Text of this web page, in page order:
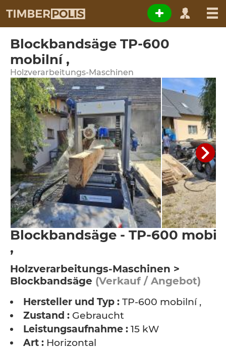
Blockbandsäge TP-600
mobilní ,
Holzverarbeitungs-Maschinen
Blockbandsäge - TP-600
,
Holzverarbeitungs-Maschinen >
Blockbandsäge (Verkauf / Angebot)
Hersteller und Typ : TP-600 mobilní ,
Zustand : Gebraucht
Leistungsaufnahme : 15 kW
Art : Horizontal